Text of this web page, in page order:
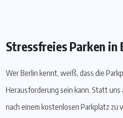
Stressfreies Parken in
Wer Berlin kennt, weiß, dass die
Herausforderung sein kann. Statt uns
nach einem kostenlosen Parkplatz zu